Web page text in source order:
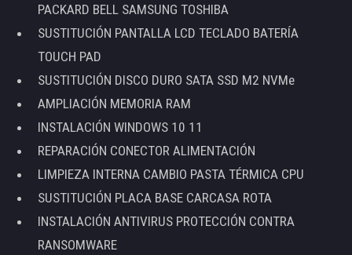
PACKARD BELL SAMSUNG TOSHIBA
SUSTITUCIÓN PANTALLA LCD TECLADO BATERÍA
TOUCH PAD
SUSTITUCIÓN DISCO DURO SATA SSD M2 NVMe
AMPLIACIÓN MEMORIA RAM
INSTALACIÓN WINDOWS 10 11
REPARACIÓN CONECTOR ALIMENTACIÓN
LIMPIEZA INTERNA CAMBIO PASTA TÉRMICA CPU
SUSTITUCIÓN PLACA BASE CARCASA ROTA
INSTALACIÓN ANTIVIRUS PROTECCIÓN CONTRA
RANSOMWARE